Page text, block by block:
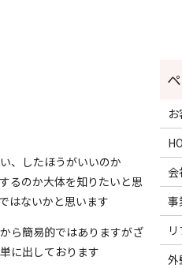
、したほうがいいのか
るのか大体を知りたいと思
はないかと思います
ら簡易的ではありますがざ
に出しております
事
外